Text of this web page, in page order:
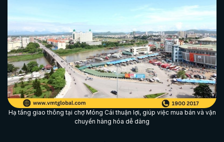
Hạ tầng giao thông tại chợ Móng Cái thuận lợi, giúp việc mua bán và vận
chuyển hàng hóa dễ dàng